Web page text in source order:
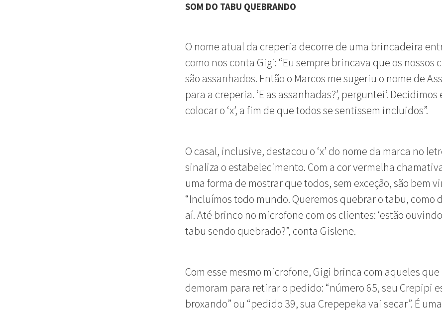
SOM DO TABU QUEBRANDO
O nome atual da creperia decorre de uma brincadeira
como nos conta Gigi: “Eu sempre brincava que os nossos
são assanhados. Então o Marcos me sugeriu o nome de
para a creperia. ‘E as assanhadas?’, perguntei’. Decidimos
colocar o ‘x’, a fim de que todos se sentissem incluidos”.
O casal, inclusive, destacou o ‘x’ do nome da marca no
sinaliza o estabelecimento. Com a cor vermelha
uma forma de mostrar que todos, sem exceção, são bem
“Incluímos todo mundo. Queremos quebrar o tabu, como
aí. Até brinco no microfone com os clientes: ‘estão
tabu sendo quebrado?”, conta Gislene.
Com esse mesmo microfone, Gigi brinca com aqueles que
demoram para retirar o pedido: “número 65, seu Crepipi
broxando” ou “pedido 39, sua Crepepeka vai secar”. É